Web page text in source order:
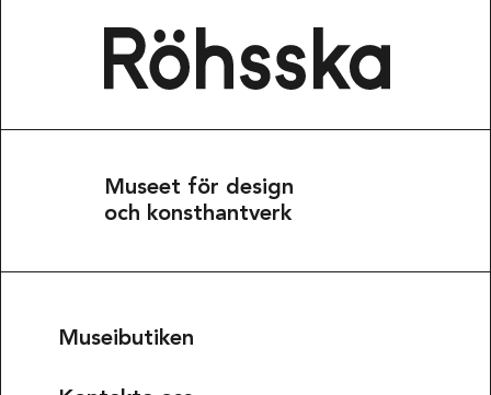
Museet för design
och konsthantverk
Museibutiken